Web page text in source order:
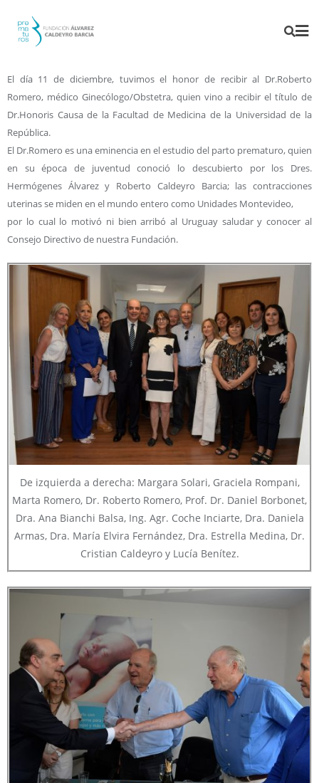
El día 11 de diciembre, tuvimos el honor de recibir al Dr.Roberto
Romero, médico Ginecólogo/Obstetra, quien vino a recibir el título de
Dr.Honoris Causa de la Facultad de Medicina de la Universidad de la
República.
El Dr.Romero es una eminencia en el estudio del parto prematuro, quien
en su época de juventud conoció lo descubierto por los Dres.
Hermógenes Álvarez y Roberto Caldeyro Barcia; las contracciones
uterinas se miden en el mundo entero como Unidades Montevideo,
por lo cual lo motivó ni bien arribó al Uruguay saludar y conocer al
Consejo Directivo de nuestra Fundación.
De izquierda a derecha: Margara Solari, Graciela Rompani,
Marta Romero, Dr. Roberto Romero, Prof. Dr. Daniel Borbonet,
Dra. Ana Bianchi Balsa, Ing. Agr. Coche Inciarte, Dra. Daniela
Armas, Dra. María Elvira Fernández, Dra. Estrella Medina, Dr.
Cristian Caldeyro y Lucía Benítez.